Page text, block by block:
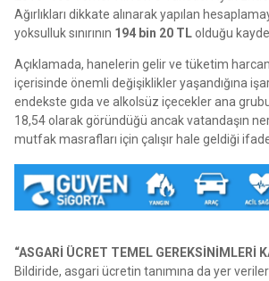
Ağırlıkları dikkate alınarak yapılan
yoksulluk sınırının 194 bin 20 TLolduğu
Açıklamada, hanelerin gelir ve tüketim
içerisinde önemli değişiklikler yaşandığına
endekste gıda ve alkolsüz içecekler ana
18,54 olarak göründüğü ancak vatandaşın
mutfak masrafları için çalışır hale geldiği
“ASGARİ ÜCRET TEMEL GEREKSİNİMLERİ
Bildiride, asgari ücretin tanımına da yer